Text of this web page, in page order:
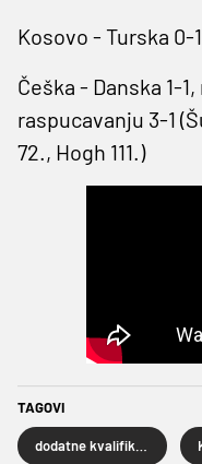
Kosovo - Turska 0-
Češka - Danska 1-
raspucavanju 3-1
72., Hogh 111.)
TAGOVI